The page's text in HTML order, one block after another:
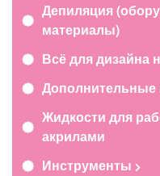
Депиляция
материалы)
Всё для дизайна
Дополнительные
Жидкости для
акрилами
Инструменты